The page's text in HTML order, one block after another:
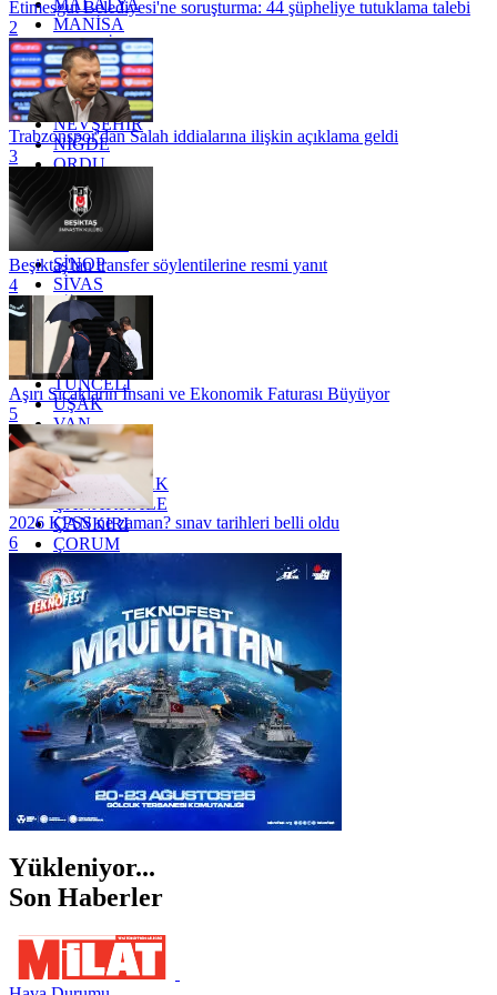
MALATYA
MANİSA
MARDİN
MERSİN
MUĞLA
MUŞ
NEVŞEHİR
NİĞDE
ORDU
OSMANİYE
RİZE
SAKARYA
SİNOP
SİVAS
SİİRT
TEKİRDAĞ
TOKAT
TRABZON
TUNCELİ
UŞAK
VAN
YALOVA
YOZGAT
ZONGULDAK
ÇANAKKALE
ÇANKIRI
ÇORUM
İSTANBUL
İZMİR
ŞANLIURFA
ŞIRNAK
Etimesgut Belediyesi'ne soruşturma: 44 şüpheliye tutuklama talebi
2
Trabzonspor'dan Salah iddialarına ilişkin açıklama geldi
3
Beşiktaş'tan transfer söylentilerine resmi yanıt
4
Aşırı Sıcakların İnsani ve Ekonomik Faturası Büyüyor
5
2026 KPSS ne zaman? sınav tarihleri belli oldu
6
Yükleniyor...
Son Haberler